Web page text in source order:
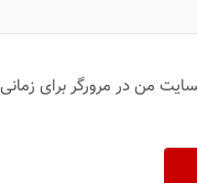
من در مرورگر برای